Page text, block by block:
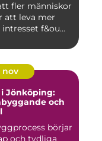
fler människor
att leva mer
f&ou...
nov
Jönköping:
och
börjar
och tydliga